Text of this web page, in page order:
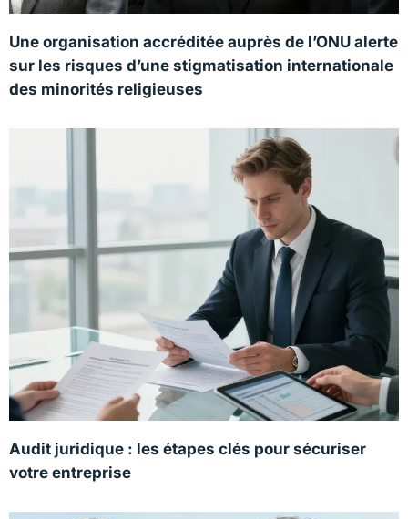
Une organisation accréditée auprès de l’ONU alerte
sur les risques d’une stigmatisation internationale
des minorités religieuses
Audit juridique : les étapes clés pour sécuriser
votre entreprise